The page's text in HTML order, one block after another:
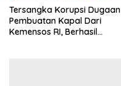
Tersangka Korupsi Dugaan
Pembuatan Kapal Dari
Kemensos RI, Berhasil